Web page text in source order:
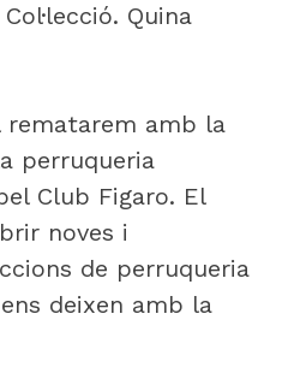
Quina
rematarem amb la
perruqueria
Club Figaro. El
noves i
de perruqueria
deixen amb la